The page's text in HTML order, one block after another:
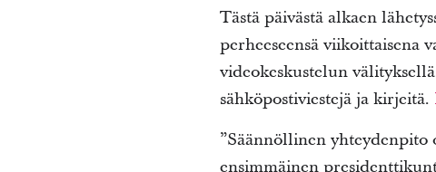
Tästä päivästä alkaen
perheeseensä viikoittaisena
videokeskustelun
sähköpostiviestejä ja kirjeitä.
”Säännöllinen yhteydenpito
ensimmäinen